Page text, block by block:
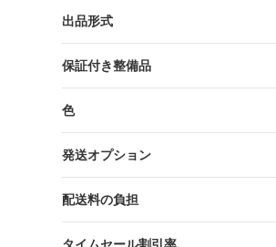
出品形式
保証付き整備品
色
発送オプション
配送料の負担
タイムセール割引率